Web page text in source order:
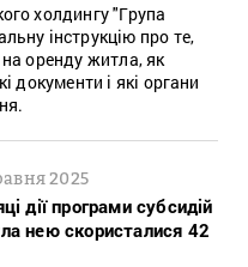
холдингу "Група
інструкцію про те,
оренду житла, як
документи і які органи
2025
дії програми субсидій
нею скористалися 42